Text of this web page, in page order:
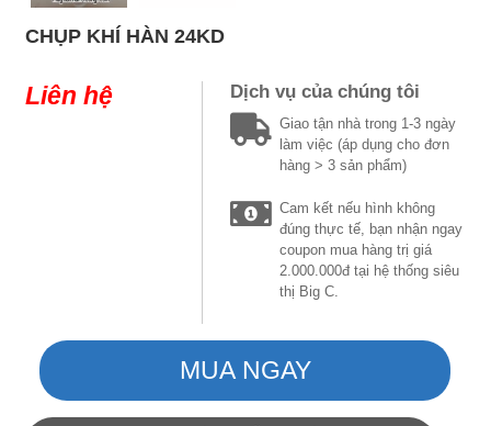
CHỤP KHÍ HÀN 24KD
Liên hệ Dịch vụ của chúng tôi
Giao tận nhà trong 1-3 ngày
làm việc (áp dụng cho đơn
hàng > 3 sản phẩm)
Cam kết nếu hình không
đúng thực tế, bạn nhận ngay
coupon mua hàng trị giá
2.000.000đ tại hệ thống siêu
thị Big C.
MUA NGAY